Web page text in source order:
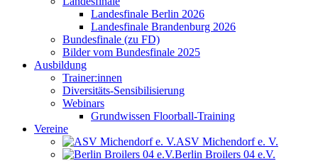
Landesfinale Berlin 2026
Landesfinale Brandenburg 2026
Bundesfinale (zu FD)
Bilder vom Bundesfinale 2025
Ausbildung
Trainer:innen
Diversitäts-Sensibilisierung
Webinars
Grundwissen Floorball-Training
Vereine
ASV Michendorf e. V.
Berlin Broilers 04 e.V.